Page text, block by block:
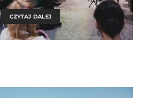
CZYTAJ DALEJ